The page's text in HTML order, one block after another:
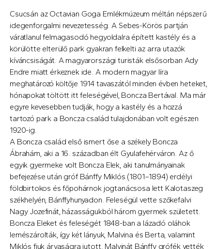
Csucsán az Octavian Goga Emlékmúzeum méltán népszerű
idegenforgalmi nevezetesség. A Sebes-Körös partján
váratlanul felmagasodó hegyoldalra épített kastély és a
körülötte elterülő park gyakran felkelti az arra utazók
kíváncsiságát. A magyarországi turisták elsősorban Ady
Endre miatt érkeznek ide. A modern magyar líra
meghatározó költője 1914 tavaszától minden évben heteket,
hónapokat töltött itt feleségével, Boncza Bertával. Ma már
egyre kevesebben tudják, hogy a kastély és a hozzá
tartozó park a Boncza család tulajdonában volt egészen
1920-ig.
A Boncza család első ismert őse a székely Boncza
Ábrahám, aki a 16. században élt Gyulafehérváron. Az ő
egyik gyermeke volt Boncza Elek, aki tanulmányainak
befejezése után gróf Bánffy Miklós (1801–1894) erdélyi
földbirtokos és főpohárnok jogtanácsosa lett Kalotaszeg
székhelyén, Bánffyhunyadon. Feleségül vette szőkefalvi
Nagy Jozefinát, házasságukból három gyermek született.
Boncza Eleket és feleségét 1848-ban a lázadó oláhok
lemészárolták, így két lányuk, Malvina és Berta, valamint
Miklós fiuk árvaságra jutott. Malvinát Bánffy grófék vették